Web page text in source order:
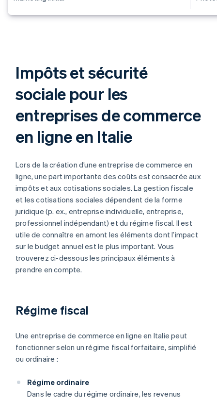
Impôts et sécurité
sociale pour les
entreprises de commerce
en ligne en Italie
Lors de la création d’une entreprise de commerce en
ligne, une part importante des coûts est consacrée aux
impôts et aux cotisations sociales. La gestion fiscale
et les cotisations sociales dépendent de la forme
juridique (p. ex., entreprise individuelle, entreprise,
professionnel indépendant) et du régime fiscal. Il est
utile de connaître en amont les éléments dont l’impact
sur le budget annuel est le plus important. Vous
trouverez ci-dessous les principaux éléments à
prendre en compte.
Régime fiscal
Une entreprise de commerce en ligne en Italie peut
fonctionner selon un régime fiscal forfaitaire, simplifié
ou ordinaire :
Régime ordinaire
Dans le cadre du régime ordinaire, les revenus